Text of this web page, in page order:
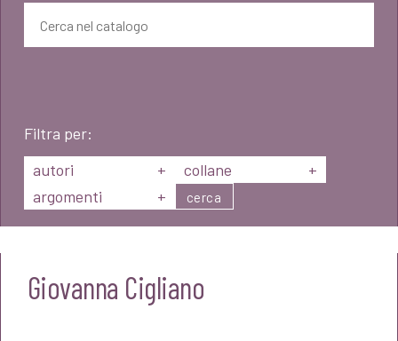
Filtra per:
autori
+ collane
+
argomenti
+ cerca
Giovanna Cigliano